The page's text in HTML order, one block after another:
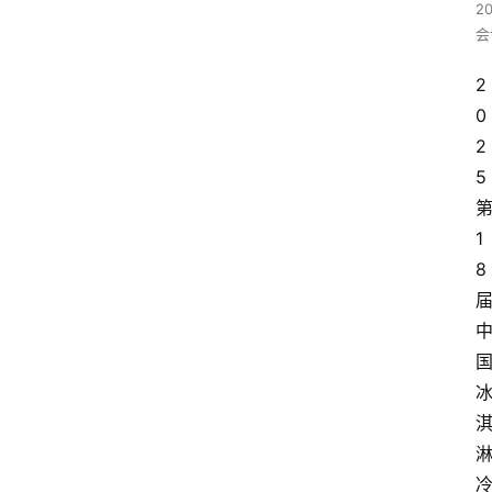
2
0
2
5
第
1
8
届
中
国
冰
淇
淋
冷